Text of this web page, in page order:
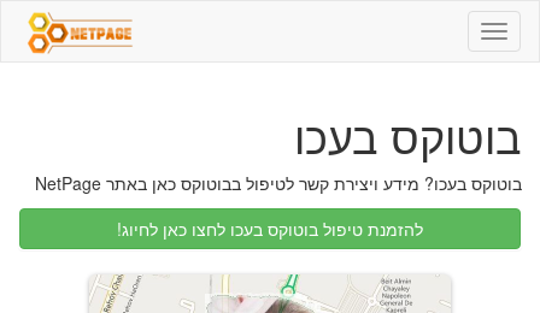
בוטוקס
בעכו
2456235
-
טיפולי
בוטוקס
בוטוקס בעכו
בוטוקס בעכו? מידע ויצירת קשר לטיפול בבוטוקס כאן באתר NetPage
להזמנת טיפול בוטוקס בעכו לחצו כאן לחיוג!